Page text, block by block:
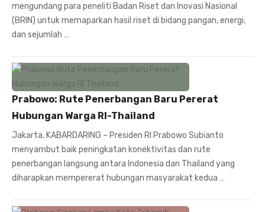
mengundang para peneliti Badan Riset dan Inovasi Nasional
(BRIN) untuk memaparkan hasil riset di bidang pangan, energi,
dan sejumlah …
Prabowo: Rute Penerbangan Baru Pererat
Hubungan Warga RI-Thailand
Jakarta, KABARDARING – Presiden RI Prabowo Subianto
menyambut baik peningkatan konektivitas dan rute
penerbangan langsung antara Indonesia dan Thailand yang
diharapkan mempererat hubungan masyarakat kedua …